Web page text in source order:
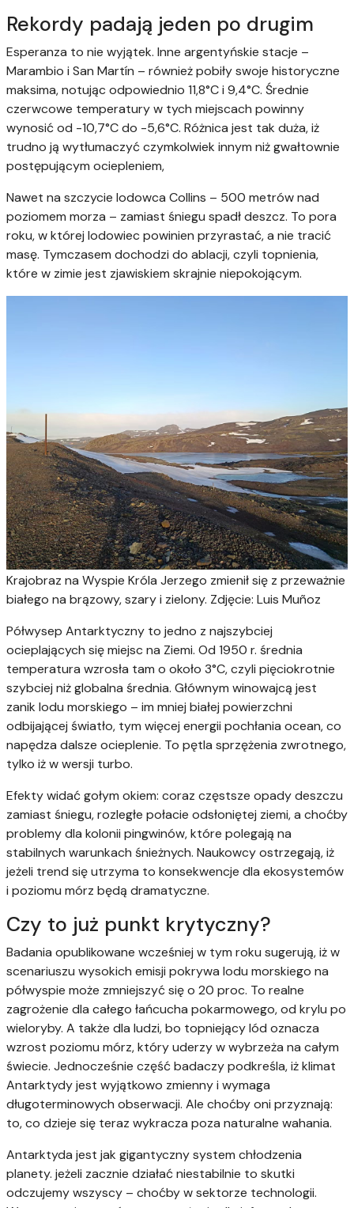
Rekordy padają jeden po drugim
Esperanza to nie wyjątek. Inne argentyńskie stacje –
Marambio i San Martín – również pobiły swoje historyczne
maksima, notując odpowiednio 11,8°C i 9,4°C. Średnie
czerwcowe temperatury w tych miejscach powinny
wynosić od -10,7°C do -5,6°C. Różnica jest tak duża, iż
trudno ją wytłumaczyć czymkolwiek innym niż gwałtownie
postępującym ociepleniem,
Nawet na szczycie lodowca Collins – 500 metrów nad
poziomem morza – zamiast śniegu spadł deszcz. To pora
roku, w której lodowiec powinien przyrastać, a nie tracić
masę. Tymczasem dochodzi do ablacji, czyli topnienia,
które w zimie jest zjawiskiem skrajnie niepokojącym.
Krajobraz na Wyspie Króla Jerzego zmienił się z przeważnie
białego na brązowy, szary i zielony. Zdjęcie: Luis Muñoz
Półwysep Antarktyczny to jedno z najszybciej
ocieplających się miejsc na Ziemi. Od 1950 r. średnia
temperatura wzrosła tam o około 3°C, czyli pięciokrotnie
szybciej niż globalna średnia. Głównym winowajcą jest
zanik lodu morskiego – im mniej białej powierzchni
odbijającej światło, tym więcej energii pochłania ocean, co
napędza dalsze ocieplenie. To pętla sprzężenia zwrotnego,
tylko iż w wersji turbo.
Efekty widać gołym okiem: coraz częstsze opady deszczu
zamiast śniegu, rozległe połacie odsłoniętej ziemi, a choćby
problemy dla kolonii pingwinów, które polegają na
stabilnych warunkach śnieżnych. Naukowcy ostrzegają, iż
jeżeli trend się utrzyma to konsekwencje dla ekosystemów
i poziomu mórz będą dramatyczne.
Czy to już punkt krytyczny?
Badania opublikowane wcześniej w tym roku sugerują, iż w
scenariuszu wysokich emisji pokrywa lodu morskiego na
półwyspie może zmniejszyć się o 20 proc. To realne
zagrożenie dla całego łańcucha pokarmowego, od krylu po
wieloryby. A także dla ludzi, bo topniejący lód oznacza
wzrost poziomu mórz, który uderzy w wybrzeża na całym
świecie. Jednocześnie część badaczy podkreśla, iż klimat
Antarktydy jest wyjątkowo zmienny i wymaga
długoterminowych obserwacji. Ale choćby oni przyznają:
to, co dzieje się teraz wykracza poza naturalne wahania.
Antarktyda jest jak gigantyczny system chłodzenia
planety. jeżeli zacznie działać niestabilnie to skutki
odczujemy wszyscy – choćby w sektorze technologii.